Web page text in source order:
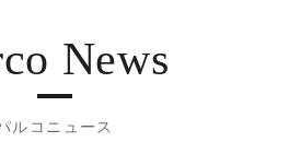
News
ルコニュース